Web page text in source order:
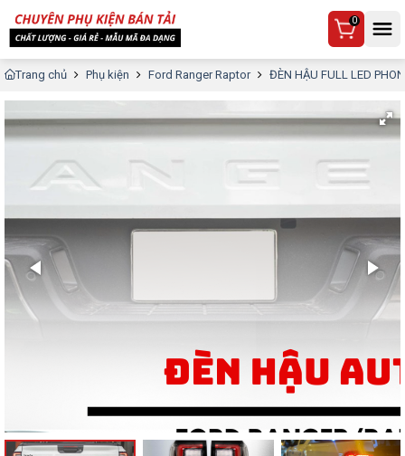
0
Trang chủ Phụ kiện Ford Ranger Raptor ĐÈN HẬU FULL LED